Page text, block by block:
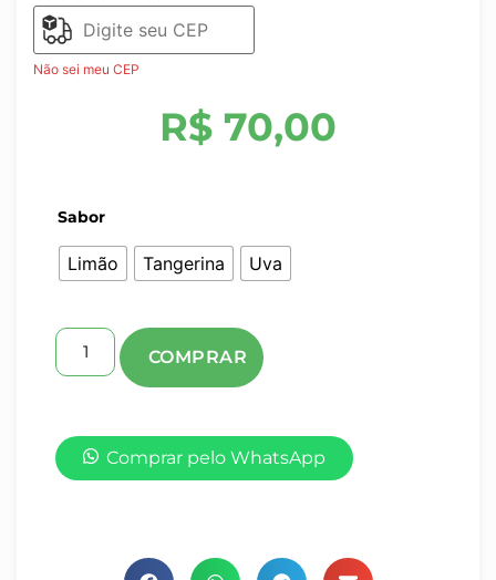
Não sei meu CEP
R$ 70,00
Sabor
Limão Tangerina Uva
Comprar pelo WhatsApp